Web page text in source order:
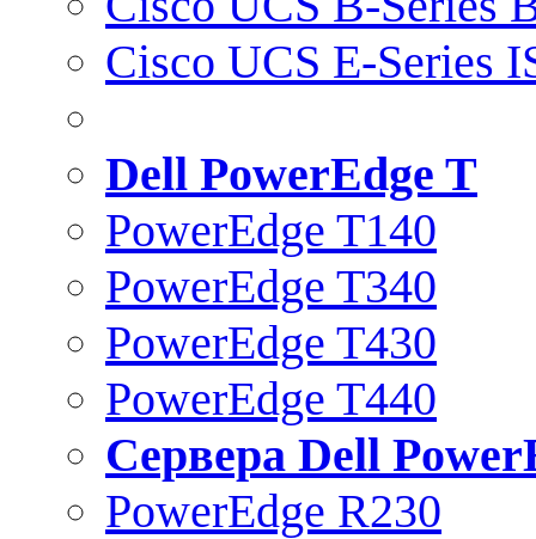
Cisco UCS E-Series
Dell PowerEdge T
PowerEdge T140
PowerEdge T340
PowerEdge T430
PowerEdge T440
Сервера Dell
PowerEdge R230